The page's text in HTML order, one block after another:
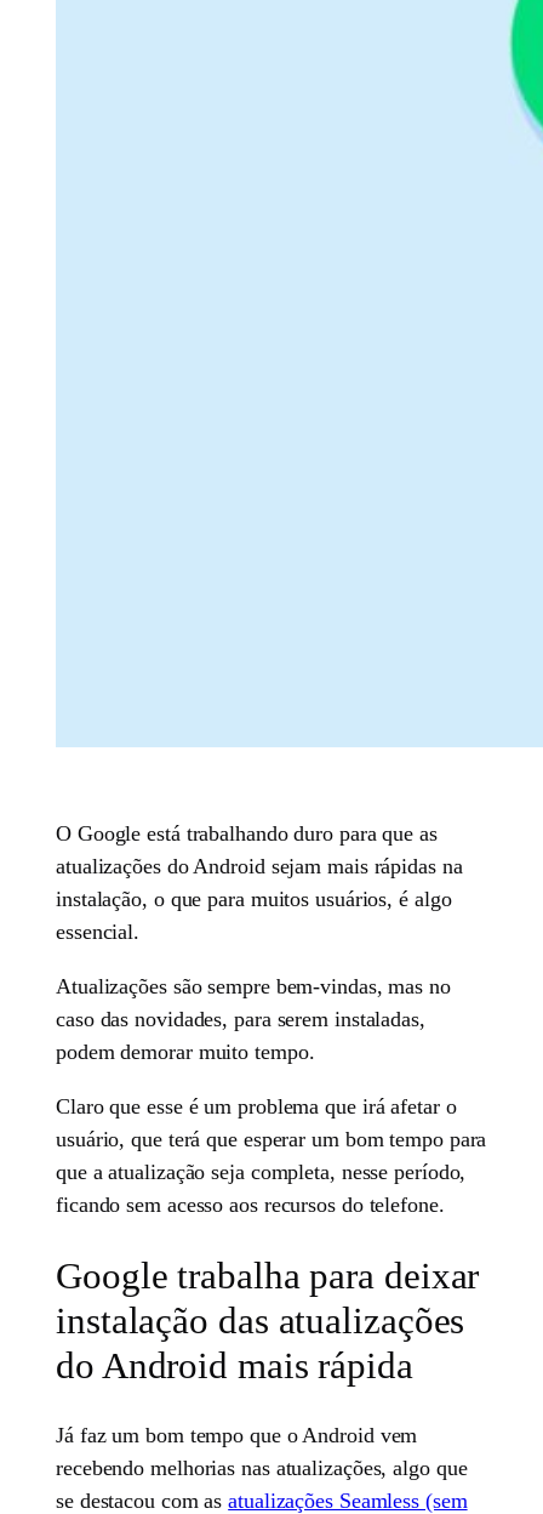
O Google está trabalhando duro para que as
atualizações do Android sejam mais rápidas na
instalação, o que para muitos usuários, é algo
essencial.
Atualizações são sempre bem-vindas, mas no
caso das novidades, para serem instaladas,
podem demorar muito tempo.
Claro que esse é um problema que irá afetar o
usuário, que terá que esperar um bom tempo para
que a atualização seja completa, nesse período,
ficando sem acesso aos recursos do telefone.
Google trabalha para deixar
instalação das atualizações
do Android mais rápida
Já faz um bom tempo que o Android vem
recebendo melhorias nas atualizações, algo que
se destacou com asatualizações Seamless (sem